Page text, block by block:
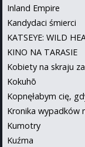
Inland Empire
Kandydaci śmierci
KATSEYE: WILD
KINO NA TARASIE
Kobiety na skraju
Kokuhō
Kopnęłabym cię,
Kronika wypadków
Kumotry
Kuźma